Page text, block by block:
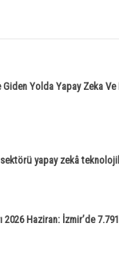
Yolda Yapay Zeka
yapay zekâ
2026 Haziran: İzmir’de